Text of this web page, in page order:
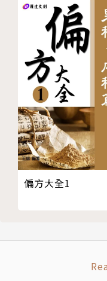
雷隆醫師學習哈
年，多次前往印度
伽紀念學院（
stitute），向瑜伽
習，認真觀察紀錄
隆醫師首度運用自
解剖學的科學訓練
弗的精湛技藝，將
析，創作出這一套
美的瑜伽經典。
f the Arts），大學
第15章：前鋸肌
第16章：三角肌
第17章：肩旋轉肌群
第18章：肱二頭肌
第19章：肱三頭肌
第20章：胸鎖乳突肌
第21章：小腿和足部
第22章：前臂和手部
第23章：肌肉和器
第24章：呼吸連結
第25章：鎖印
．46種體式中梵英
偏方大全1